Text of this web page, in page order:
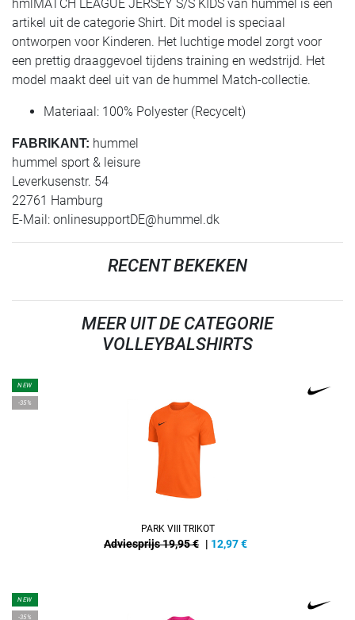
hmlMATCH LEAGUE JERSEY S/S KIDS van hummel is een
artikel uit de categorie Shirt. Dit model is speciaal
ontworpen voor Kinderen. Het luchtige model zorgt voor
een prettig draaggevoel tijdens training en wedstrijd. Het
model maakt deel uit van de hummel Match-collectie.
Materiaal: 100% Polyester (Recycelt)
FABRIKANT: hummel
hummel sport & leisure
Leverkusenstr. 54
22761 Hamburg
E-Mail: onlinesupportDE@hummel.dk
RECENT BEKEKEN
MEER UIT DE CATEGORIE
VOLLEYBALSHIRTS
NEW
-35%
PARK VIII TRIKOT
Adviesprijs 19,95 € | 12,97€
NEW
-35%